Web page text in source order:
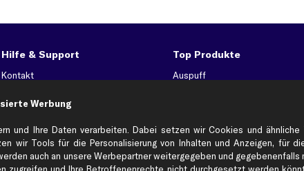
Hilfe & Support
Kontakt
AGB
Impressum
Whistleblowersystem
Dateneinstellungen
Top Produkte
Auspuff
Bremsscheiben
Lichtmaschine
Luftfilter
Werbung
und Ihre Daten verarbeiten. Dabei setzen wir Cookies und
wir Tools für die Personalisierung von Inhalten und Anzeigen, für
auch an unsere Werbepartner weitergegeben und